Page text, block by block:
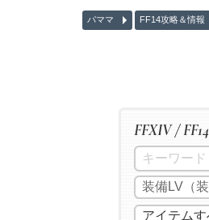
パママ FF14攻略＆情報
FFXIV / FF14